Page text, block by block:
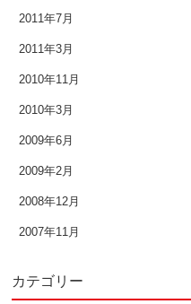
2011年7月
2011年3月
2010年11月
2010年3月
2009年6月
2009年2月
2008年12月
2007年11月
カテゴリー